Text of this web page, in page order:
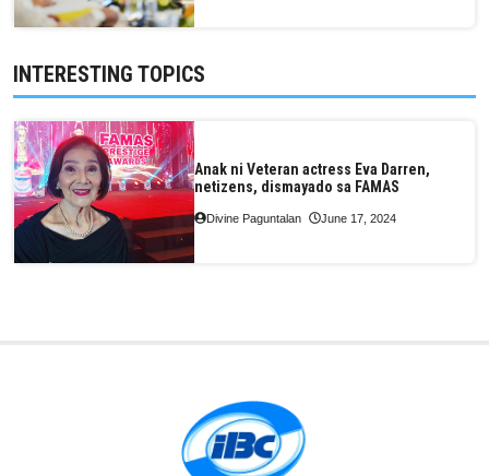
INTERESTING TOPICS
Anak ni Veteran actress Eva Darren,
netizens, dismayado sa FAMAS
Divine Paguntalan June 17, 2024